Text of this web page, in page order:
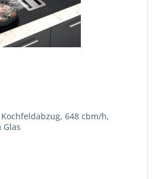
648 cbm/h,